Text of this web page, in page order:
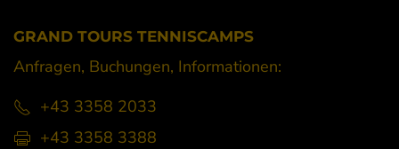
GRAND TOURS TENNISCAMPS
Anfragen, Buchungen, Informationen:
+43 3358 2033
+43 3358 3388